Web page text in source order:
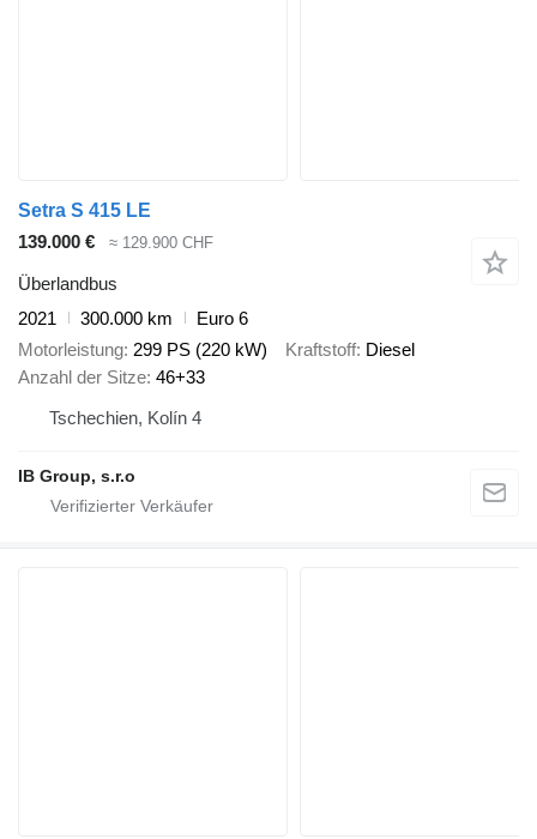
Setra S 415 LE
139.000 €
≈ 129.900 CHF
Überlandbus
2021
300.000 km
Euro 6
Motorleistung 299 PS (220 kW) Kraftstoff Diesel
Anzahl der Sitze 46+33
Tschechien, Kolín 4
IB Group, s.r.o